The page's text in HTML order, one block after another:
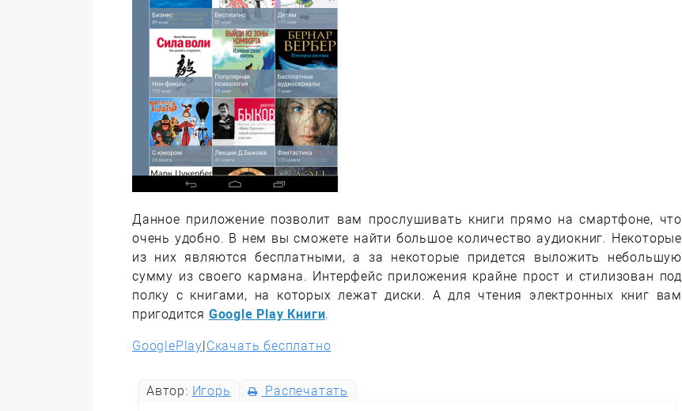
Данное приложение позволит вам прослушивать книги прямо на смартфоне, что
очень удобно. В нем вы сможете найти большое количество аудиокниг. Некоторые
из них являются бесплатными, а за некоторые придется выложить небольшую
сумму из своего кармана. Интерфейс приложения крайне прост и стилизован под
полку с книгами, на которых лежат диски. А для чтения электронных книг вам
пригодится Google Play Книги.
GooglePlay|Скачать бесплатно
Автор: Игорь Распечатать